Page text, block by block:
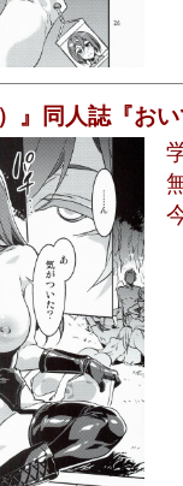
』同人誌『お